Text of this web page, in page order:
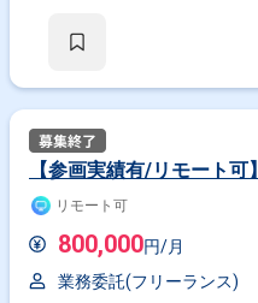
【参画実績有/リモート
リモート可
800,000円/月
業務委託(フリーランス)